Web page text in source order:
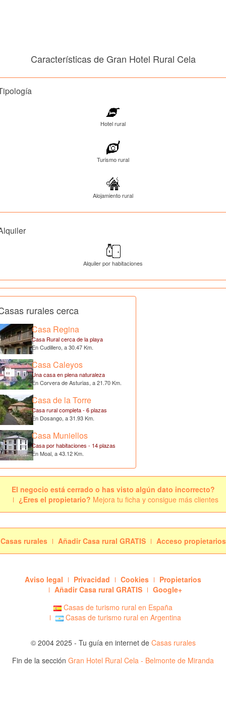
Características de Gran Hotel Rural Cela
Hotel rural
Turismo rural
Alojamiento rural
Alquiler por habitaciones
rurales cerca
Casa Regina
Casa Rural cerca de la playa
En Cudillero, a 30.47 Km.
Casa Caleyos
Una casa en plena naturaleza
En Corvera de Asturias, a 21.70 Km.
Casa de la Torre
Casa rural completa - 6 plazas
En Dosango, a 31.93 Km.
Casa Muniellos
Casa por habitaciones - 14 plazas
En Moal, a 43.12 Km.
El negocio está cerrado o has visto algún dato incorrecto?
¿Eres el propietario? Mejora tu ficha y consigue más clientes
Casas rurales Añadir Casa rural GRATIS Acceso propietarios
Aviso legal Privacidad Cookies
Propietarios
Añadir Casa rural GRATIS
Google+
Casas de turismo rural en España
Casas de turismo rural en Argentina
© 2004 2025 - Tu guía en internet de Casas rurales
Fin de la sección Gran Hotel Rural Cela - Belmonte de Miranda